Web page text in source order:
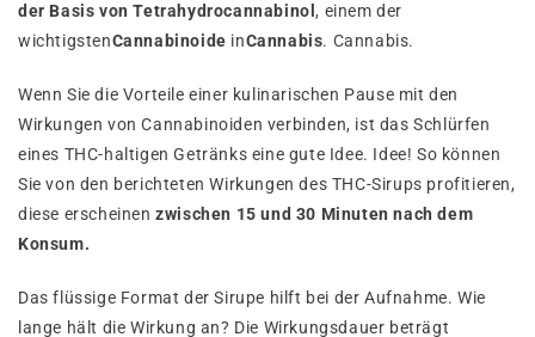
der Basis von Tetrahydrocannabinol, einem der
wichtigstenCannabinoide inCannabis. Cannabis.
Wenn Sie die Vorteile einer kulinarischen Pause mit den
Wirkungen von Cannabinoiden verbinden, ist das Schlürfen
eines THC-haltigen Getränks eine gute Idee. Idee! So können
Sie von den berichteten Wirkungen des THC-Sirups profitieren,
diese erscheinenzwischen 15 und 30 Minuten nach dem
Konsum.
Das flüssige Format der Sirupe hilft bei der Aufnahme. Wie
lange hält die Wirkung an? Die Wirkungsdauer beträgt